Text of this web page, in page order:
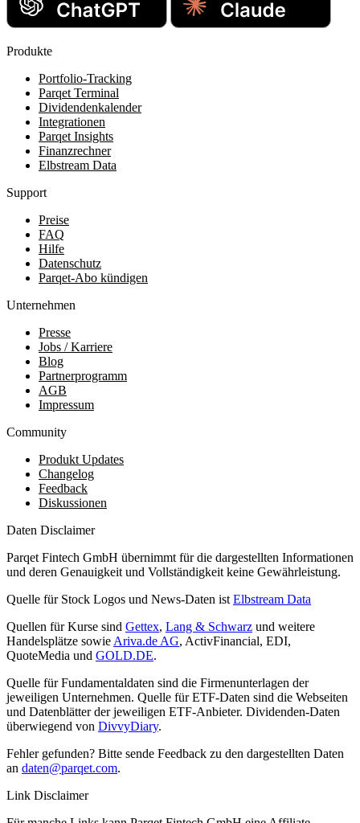
Produkte
Portfolio-Tracking
Parqet Terminal
Dividendenkalender
Integrationen
Parqet Insights
Finanzrechner
Elbstream Data
Support
Preise
FAQ
Hilfe
Datenschutz
Parqet-Abo kündigen
Unternehmen
Presse
Jobs / Karriere
Blog
Partnerprogramm
AGB
Impressum
Community
Produkt Updates
Changelog
Feedback
Diskussionen
Daten Disclaimer
Parqet Fintech GmbH übernimmt für die dargestellten Informationen
und deren Genauigkeit und Vollständigkeit keine Gewährleistung.
Quelle für Stock Logos und News-Daten ist Elbstream Data
Quellen für Kurse sind Gettex, Lang & Schwarz und weitere
Handelsplätze sowie Ariva.de AG, ActivFinancial, EDI,
QuoteMedia und GOLD.DE.
Quelle für Fundamentaldaten sind die Firmenunterlagen der
jeweiligen Unternehmen. Quelle für ETF-Daten sind die Webseiten
und Datenblätter der jeweiligen ETF-Anbieter. Dividenden-Daten
überwiegend von DivvyDiary.
Fehler gefunden? Bitte sende Feedback zu den dargestellten Daten
an daten@parqet.com.
Link Disclaimer